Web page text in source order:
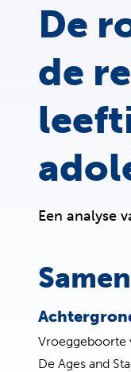
De
de
Een analyse
Vroeggeboorte
De Ages and